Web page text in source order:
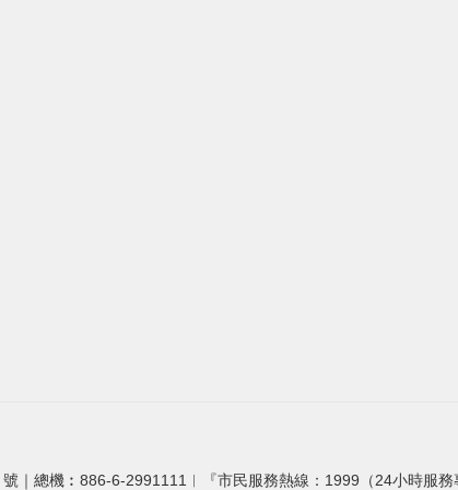
｜總機︰886-6-2991111︱『市民服務熱線：1999（24小時服務